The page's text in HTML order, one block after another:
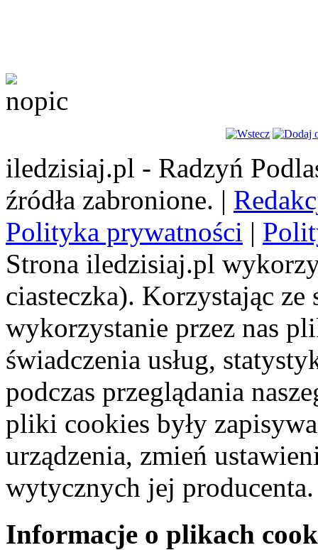
iledzisiaj.pl - Radzyń
źródła zabronione. |
Polityka prywatności |
Strona iledzisiaj.pl
ciasteczka). Korzystając
wykorzystanie przez nas
świadczenia usług,
podczas przeglądania
pliki cookies były
urządzenia, zmień
wytycznych jej producenta.
Informacje o plikach